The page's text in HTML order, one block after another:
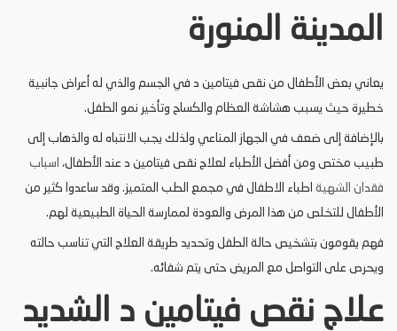
المدينة المنورة
يعاني بعض الأطفال من نقص فيتامين د في الجسم والذي له أعراض جانبية
خطيرة حيث يسبب هشاشة العظام والكساح وتأخير نمو الطفل.
بالإضافة إلى ضعف في الجهاز المناعي ولذلك يجب الانتباه له والذهاب إلى
طبيب مختص ومن أفضل الأطباء لعلاج نقص فيتامين د عند الأطفال، اسباب
فقدان الشهية اطباء الاطفال في مجمع الطب المتميز. وقد ساعدوا كثير من
الأطفال للتخلص من هذا المرض والعودة لممارسة الحياة الطبيعية لهم.
فهم يقومون بتشخيص حالة الطفل وتحديد طريقة العلاج التي تناسب حالته
ويحرص على التواصل مع المريض حتى يتم شفائه.
علاج نقص فيتامين د الشديد